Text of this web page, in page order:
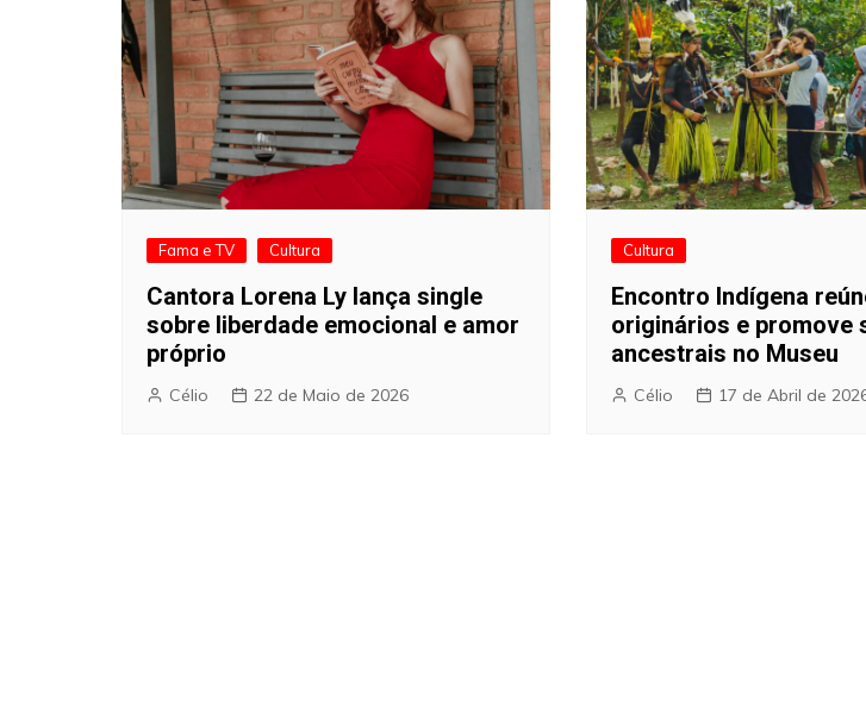
Fama e TV Cultura
Cantora Lorena Ly lança single
sobre liberdade emocional e amor
próprio
Célio 22 de Maio de 2026
Cultura
Encontro Indígena
originários e promove
ancestrais no Museu
Célio 17 de Abril de